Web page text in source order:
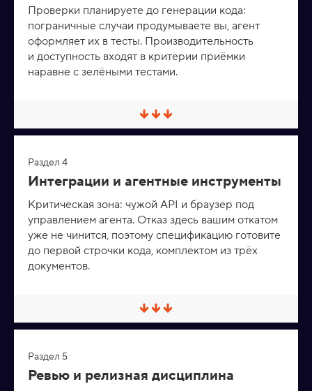
/
Р
а
з
в
е
т
ь
Проверки планируете до генерации кода:
пограничные случаи продумываете вы, агент
оформляет их в тесты. Производительность
и доступность входят в критерии приёмки
наравне с зелёными тестами.
С
в
т
ь
/
Р
а
з
в
т
ь
Раздел 4
Интеграции и агентные инструменты
Критическая зона: чужой API и браузер под
управлением агента. Отказ здесь вашим откатом
уже не чинится, поэтому спецификацию готовите
до первой строчки кода, комплектом из трёх
документов.
С
в
т
Раздел 5
Ревью и релизная дисциплина